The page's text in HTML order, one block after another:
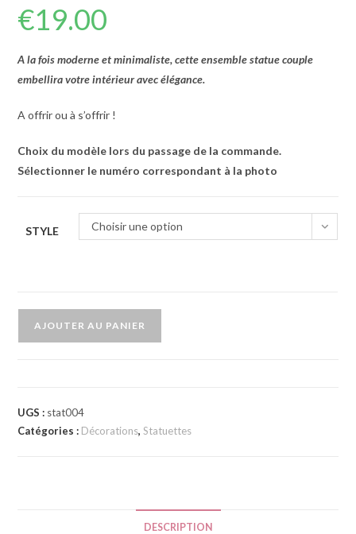
€19.00
A la fois moderne et minimaliste, cette ensemble statue couple
embellira votre intérieur avec élégance.
A offrir ou à s’offrir !
Choix du modèle lors du passage de la commande.
Sélectionner le numéro correspondant à la photo
STYLE Choisir une option
AJOUTER AU PANIER
e
r
UGS : stat004
Catégories : Décorations,Statuettes
DESCRIPTION